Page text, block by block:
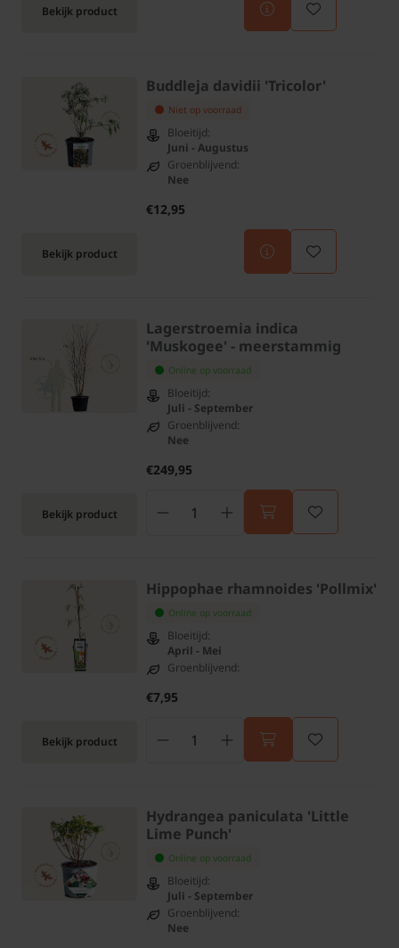
Bekijk product
Bekijk product
Buddleja davidii 'Tricolor'
Niet op voorraad
Bloeitijd:
Juni - Augustus
Groenblijvend:
Nee
€12,95
Bekijk product
Lagerstroemia indica
'Muskogee' - meerstammig
Online op voorraad
Bloeitijd:
Juli - September
Groenblijvend:
Nee
€249,95
Bekijk product
Hippophae rhamnoides 'Pollmix'
Online op voorraad
Bloeitijd:
April - Mei
Groenblijvend:
€7,95
Hydrangea paniculata 'Little
Lime Punch'
Online op voorraad
Bloeitijd:
Juli - September
Groenblijvend:
Nee